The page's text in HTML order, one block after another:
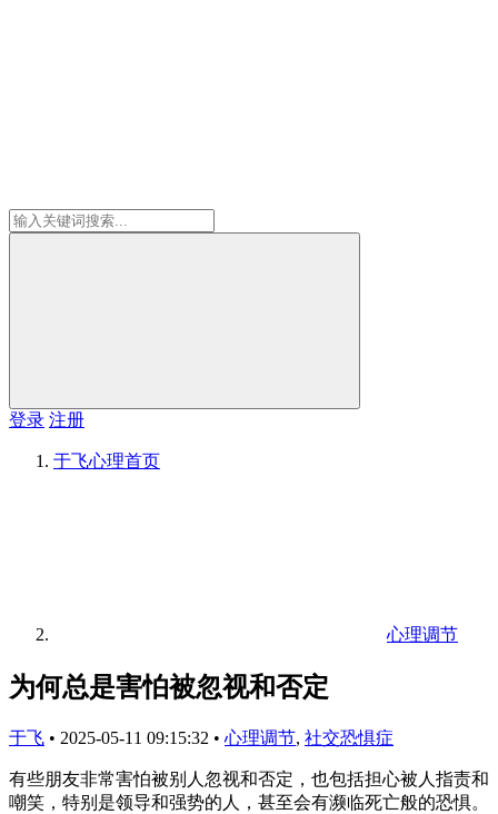
登录 注册
于飞心理首页
心理调节
为何总是害怕被忽视和否定
于飞 • 2025-05-11 09:15:32 • 心理调节, 社交恐惧症
有些朋友非常害怕被别人忽视和否定，也包括担心被人指责和
嘲笑，特别是领导和强势的人，甚至会有濒临死亡般的恐惧。